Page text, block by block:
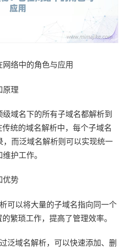
络中的角色与应用
原理
域名下的所有子域名都解析到
统的域名解析中，每个子域名
而泛域名解析则可以实现统一
护工作。
优势
可以将大量的子域名指向同一个
繁琐工作，提高了管理效率。
泛域名解析，可以快速添加、删